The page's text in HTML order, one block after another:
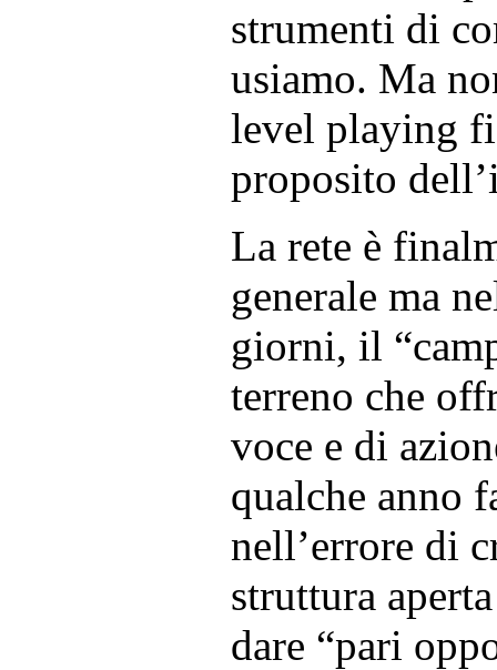
strumenti di
usiamo. Ma
level playing
proposito
La rete è
generale ma
giorni, il
terreno che
voce e di
qualche anno
nell’errore di
struttura
dare “pari